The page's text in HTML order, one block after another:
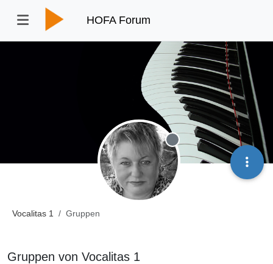
HOFA Forum
Vocalitas 1 Gruppen
Offline
Gruppen von Vocalitas 1